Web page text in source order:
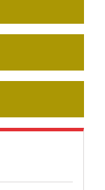
x2CME/APA